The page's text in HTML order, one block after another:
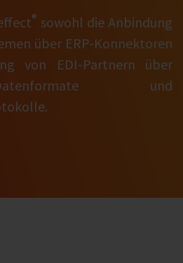
® sowohl die Anbindung
über ERP-Konnektoren
von EDI-Partnern über
und